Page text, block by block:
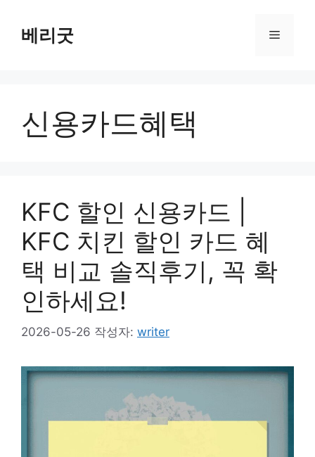
베리굿 메
신용카드혜택
KFC 할인 신용카드 |
KFC 치킨 할인 카드 혜
택 비교 솔직후기, 꼭 확
인하세요!
2026-05-26 작성자: writer